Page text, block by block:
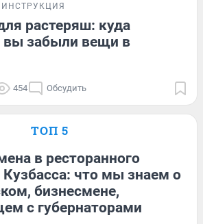
ИНСТРУКЦИЯ
растеряш: куда
вы забыли вещи в
454 Обсудить
ТОП 5
в ресторанного
Кузбасса: что мы знаем о
бизнесмене,
с губернаторами